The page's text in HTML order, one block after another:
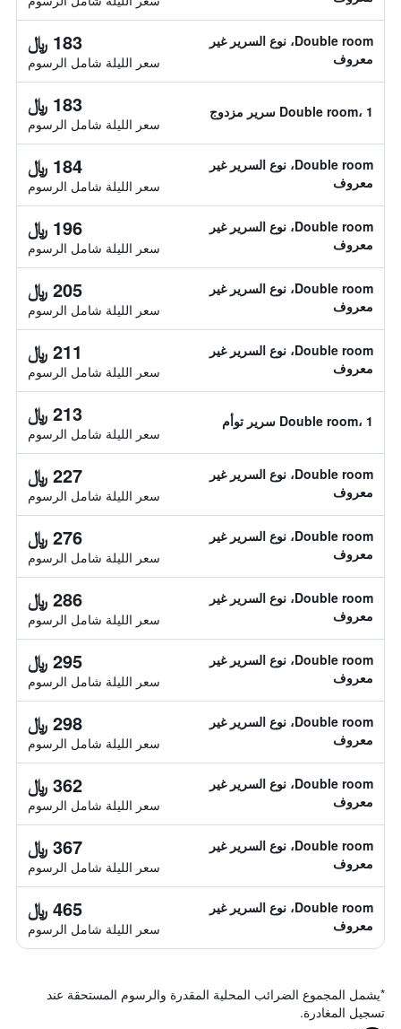
Double room، نوع السرير غير
معروف
183 ﷼
سعر الليلة شامل الرسوم
Double room، 1 سرير مزدوج 183 ﷼
سعر الليلة شامل الرسوم
Double room، نوع السرير غير
معروف
184 ﷼
سعر الليلة شامل الرسوم
Double room، نوع السرير غير
معروف
196 ﷼
سعر الليلة شامل الرسوم
Double room، نوع السرير غير
معروف
205 ﷼
سعر الليلة شامل الرسوم
Double room، نوع السرير غير
معروف
211 ﷼
سعر الليلة شامل الرسوم
Double room، 1 سرير توأم 213 ﷼
سعر الليلة شامل الرسوم
Double room، نوع السرير غير
معروف
227 ﷼
سعر الليلة شامل الرسوم
Double room، نوع السرير غير
معروف
276 ﷼
سعر الليلة شامل الرسوم
Double room، نوع السرير غير
معروف
286 ﷼
سعر الليلة شامل الرسوم
Double room، نوع السرير غير
معروف
295 ﷼
سعر الليلة شامل الرسوم
Double room، نوع السرير غير
معروف
298 ﷼
سعر الليلة شامل الرسوم
Double room، نوع السرير غير
معروف
362 ﷼
سعر الليلة شامل الرسوم
Double room، نوع السرير غير
معروف
367 ﷼
سعر الليلة شامل الرسوم
Double room، نوع السرير غير
معروف
465 ﷼
سعر الليلة شامل الرسوم
*يشمل المجموع الضرائب المحلية المقدرة والرسوم المستحقة عند
تسجيل المغادرة.